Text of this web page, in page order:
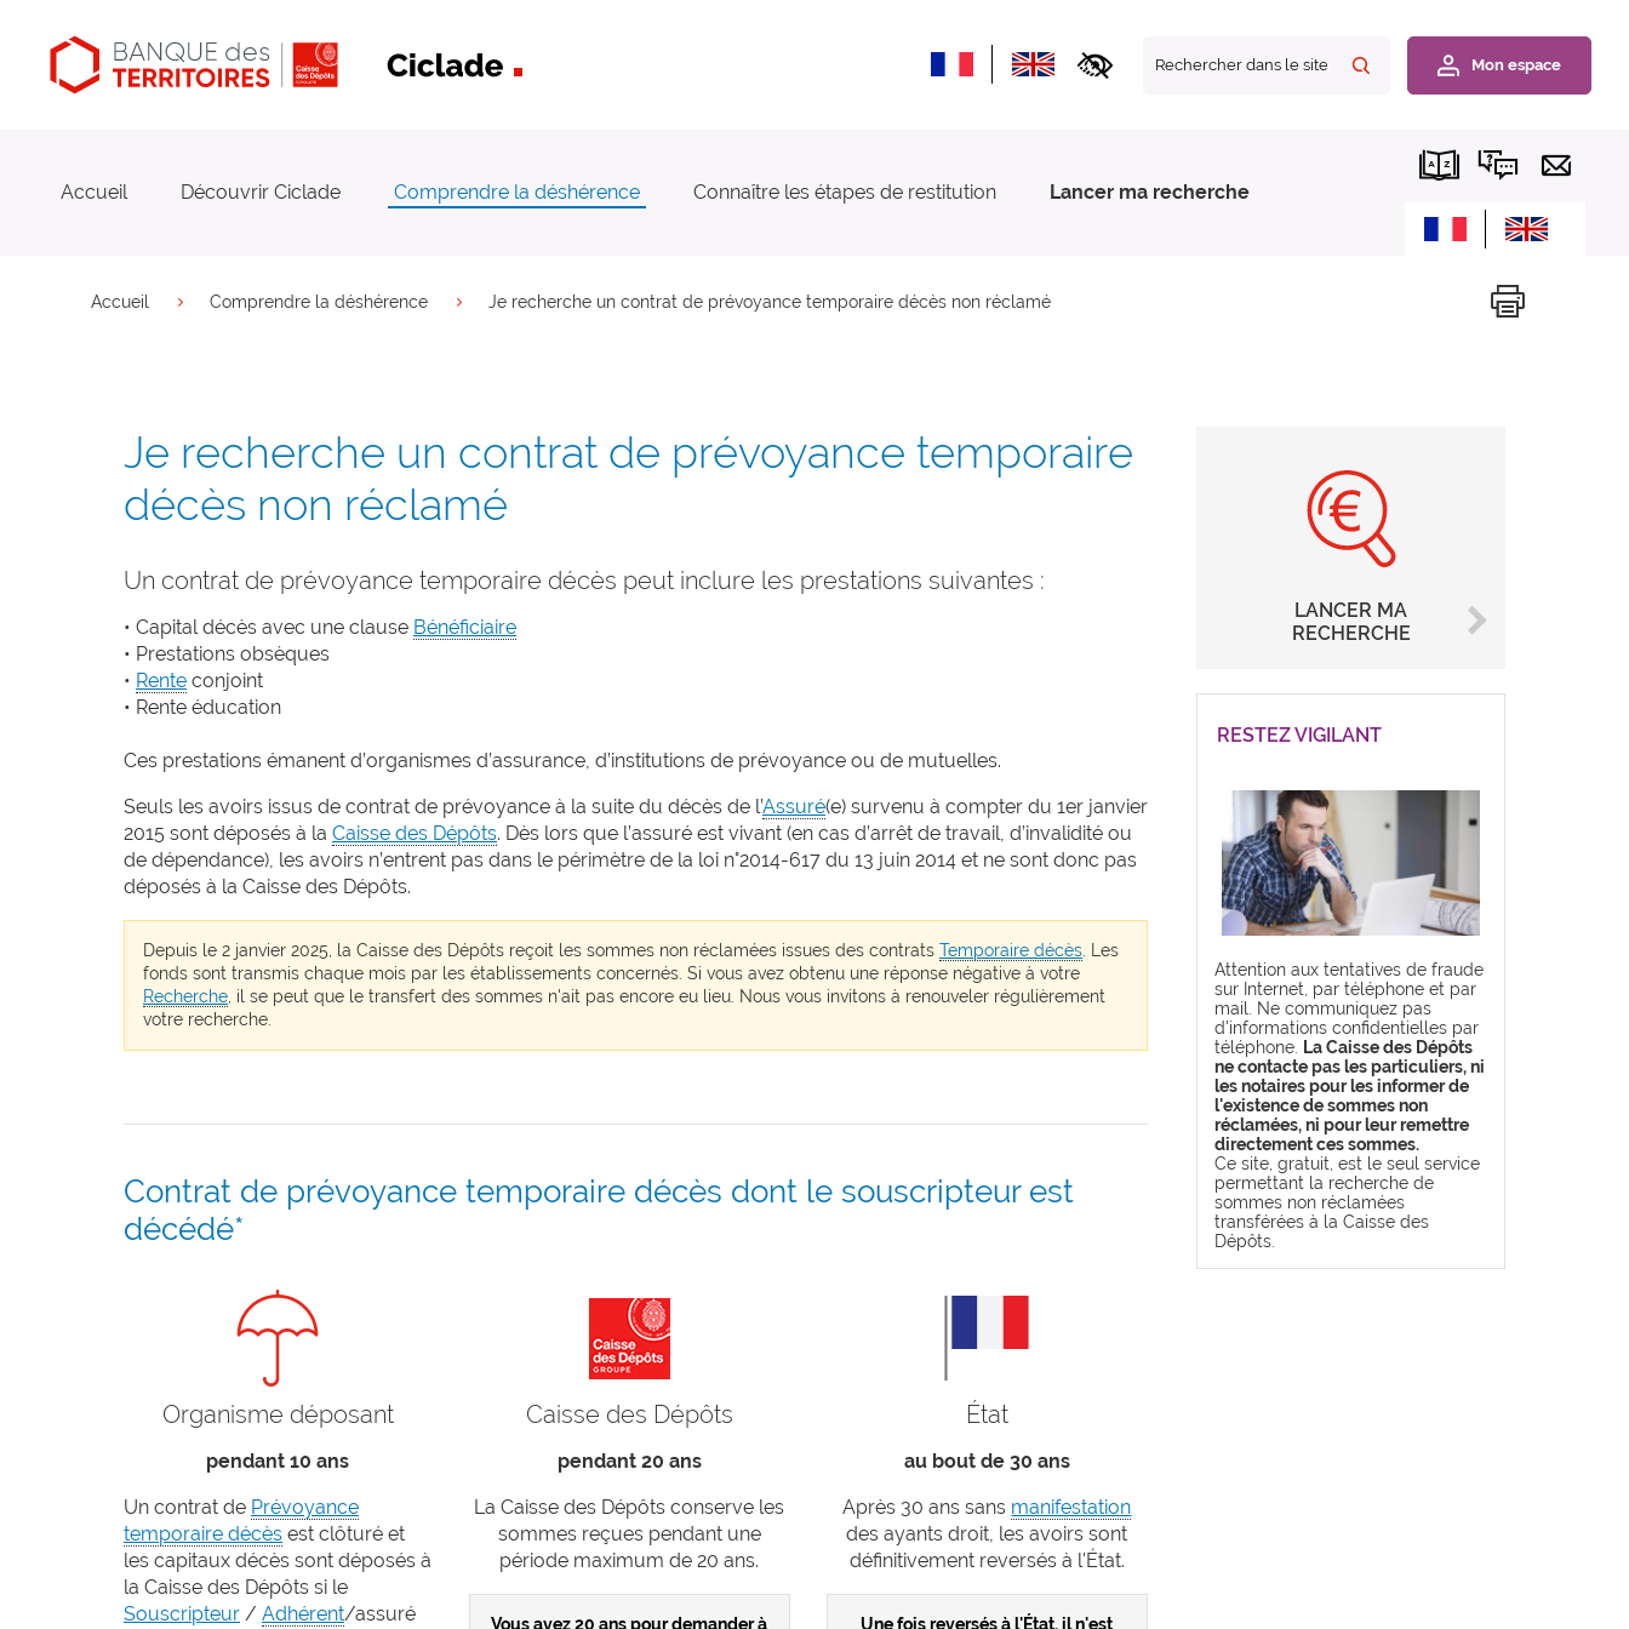
dans
Mon espace
principal
Accueil Découvrir Ciclade Comprendre la déshérence Connaître les étapes de restitution Lancer ma recherche
Accueil
Comprendre la déshérence Je recherche un contrat de prévoyance temporaire décès non réclamé
Je recherche un contrat de prévoyance temporaire
décès non réclamé
Un contrat de prévoyance temporaire décès peut inclure les prestations suivantes :
• Capital décès avec une clause Bénéficiaire
• Prestations obsèques
• Rente conjoint
• Rente éducation
Ces prestations émanent d’organismes d’assurance, d’institutions de prévoyance ou de mutuelles.
Seuls les avoirs issus de contrat de prévoyance à la suite du décès de l’Assuré(e) survenu à compter du 1er janvier
2015 sont déposés à la Caisse des Dépôts. Dès lors que l’assuré est vivant (en cas d’arrêt de travail, d’invalidité ou
de dépendance), les avoirs n’entrent pas dans le périmètre de la loi n°2014-617 du 13 juin 2014 et ne sont donc pas
déposés à la Caisse des Dépôts.
Depuis le 2 janvier 2025, la Caisse des Dépôts reçoit les sommes non réclamées issues des contrats Temporaire décès . Les
fonds sont transmis chaque mois par les établissements concernés. Si vous avez obtenu une réponse négative à votre
Recherche , il se peut que le transfert des sommes n'ait pas encore eu lieu. Nous vous invitons à renouveler régulièrement
votre recherche.
Contrat de prévoyance temporaire décès dont le souscripteur est
décédé*
Organisme déposant
pendant 10 ans
Un contrat de Prévoyance
temporaire décès est clôturé et
les capitaux décès sont déposés à
la Caisse des Dépôts si le
Souscripteur / Adhérent/assuré
Caisse des Dépôts
pendant 20 ans
La Caisse des Dépôts conserve les
sommes reçues pendant une
période maximum de 20 ans.
Vous avez 20 ans pour demander à
État
au bout de 30 ans
Après 30 ans sans manifestation
des ayants droit, les avoirs sont
définitivement reversés à l'État.
Une fois reversés à l'État, il n'est
LANCER MA
RECHERCHE
RESTEZ VIGILANT
Attention aux tentatives de fraude
sur Internet, par téléphone et par
mail. Ne communiquez pas
d'informations confidentielles par
téléphone.
La Caisse des Dépôts
ne contacte pas les particuliers, ni
les notaires pour les informer de
l'existence de sommes non
réclamées, ni pour leur remettre
directement ces sommes.
Ce site, gratuit, est le seul service
permettant la recherche de
sommes non réclamées
transférées à la Caisse des
Dépôts.